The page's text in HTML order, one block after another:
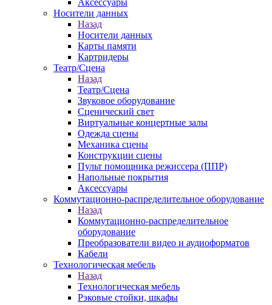
Аксессуары
Носители данных
Назад
Носители данных
Карты памяти
Картридеры
Театр/Сцена
Назад
Театр/Сцена
Звуковое оборудование
Сценический свет
Виртуальные концертные залы
Одежда сцены
Механика сцены
Конструкции сцены
Пульт помощника режиссера (ППР)
Напольные покрытия
Аксессуары
Коммутационно-распределительное оборудование
Назад
Коммутационно-распределительное
оборудование
Преобразователи видео и аудиоформатов
Кабели
Технологическая мебель
Назад
Технологическая мебель
Рэковые стойки, шкафы